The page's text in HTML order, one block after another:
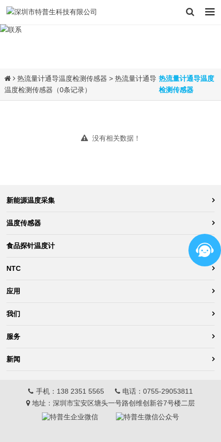
热流量计通导温度检测传感器 > 热流量计通导
温度检测传感器（0条记录）
热流量计通导温度
检测传感器
没有相关数据！
新能源温度采集
温度传感器
食品探针温度计
NTC
应用
我们
服务
新闻
手机： 138 2351 5565 电话： 0755-29053811
地址：深圳市宝安区塘头一号路创维创新谷7号楼二层